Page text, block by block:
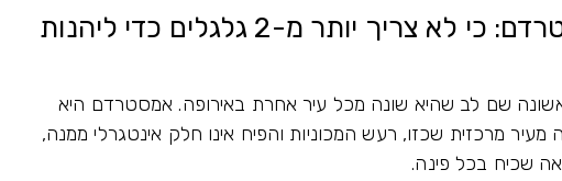
רכיבה על אופניים באמסטרדם: כי לא צריך יותר מ-2 גלגלים כדי ליהנות
שם לב שהיא שונה מכל עיר אחרת באירופה. אמסטרדם היא
מרכזית שכזו, רעש המכוניות והפיח אינו חלק אינטגרלי ממנה,
שכיח בכל פינה.